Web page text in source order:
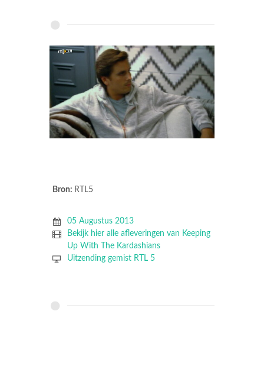
Bron: RTL5
05 Augustus 2013
Bekijk hier alle afleveringen van Keeping
Up With The Kardashians
Uitzending gemist RTL 5